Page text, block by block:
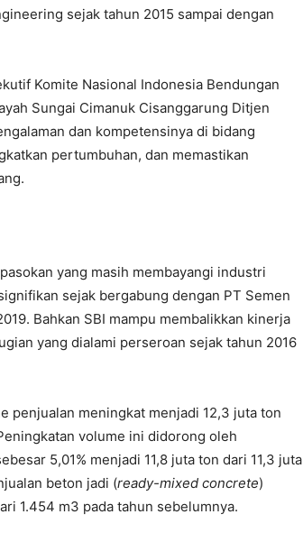
sejak tahun 2015 sampai dengan
Komite Nasional Indonesia Bendungan
Sungai Cimanuk Cisanggarung Ditjen
dan kompetensinya di bidang
pertumbuhan, dan memastikan
yang masih membayangi industri
sejak bergabung dengan PT Semen
Bahkan SBI mampu membalikkan kinerja
yang dialami perseroan sejak tahun 2016
penjualan meningkat menjadi 12,3 juta ton
volume ini didorong oleh
5,01% menjadi 11,8 juta ton dari 11,3 juta
beton jadi (ready-mixed concrete)
1.454 m3 pada tahun sebelumnya.